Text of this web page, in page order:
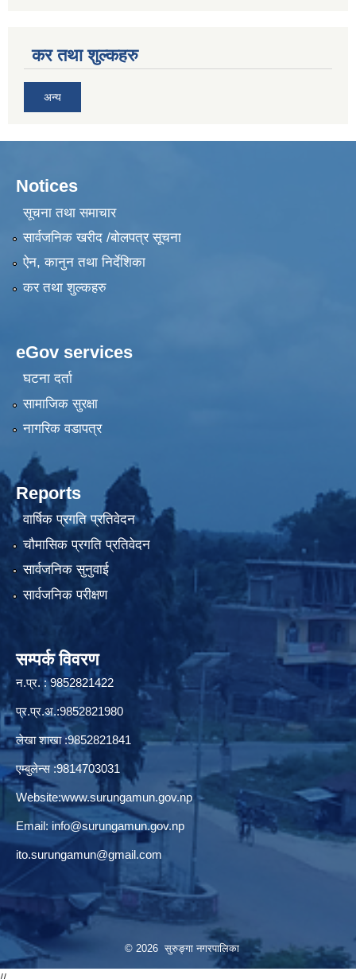
कर तथा शुल्कहरु
अन्य
Notices
सूचना तथा समाचार
सार्वजनिक खरीद /बोलपत्र सूचना
ऐन, कानुन तथा निर्देशिका
कर तथा शुल्कहरु
eGov services
घटना दर्ता
सामाजिक सुरक्षा
नागरिक वडापत्र
Reports
वार्षिक प्रगति प्रतिवेदन
चौमासिक प्रगति प्रतिवेदन
सार्वजनिक सुनुवाई
सार्वजनिक परीक्षण
सम्पर्क विवरण
न.प्र. : 9852821422
प्र.प्र.अ.:9852821980
लेखा शाखा :9852821841
एम्बुलेन्स :9814703031
Website:www.surungamun.gov.np
Email: info@surungamun.gov.np
ito.surungamun@gmail.com
© 2026 सुरुङ्‍गा नगरपालिका